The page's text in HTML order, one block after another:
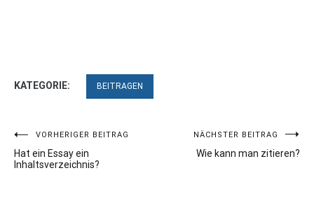
KATEGORIE: BEITRAGEN
Beitragsnavigation
VORHERIGER BEITRAG
Hat ein Essay ein
Inhaltsverzeichnis?
NÄCHSTER BEITRAG
Wie kann man zitieren?